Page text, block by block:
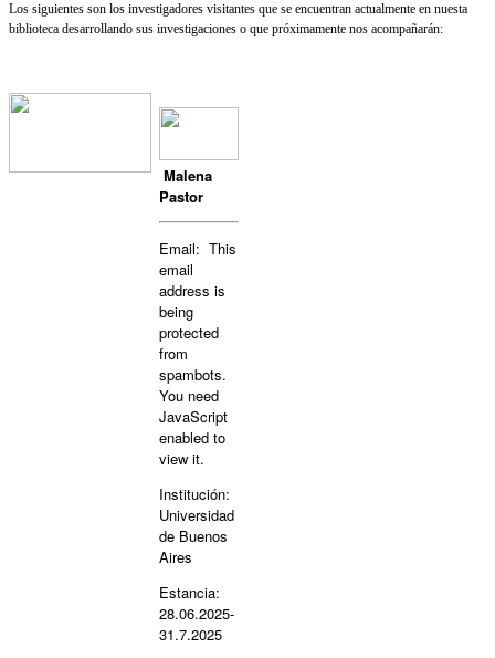
Los siguientes son los investigadores visitantes que se encuentran actualmente en nuesta
biblioteca desarrollando sus investigaciones o que próximamente nos acompañarán:
Malena
Pastor
Email: This
email
address is
being
protected
from
spambots.
You need
JavaScript
enabled to
view it.
Institución:
Universidad
de Buenos
Aires
Estancia:
28.06.2025-
31.7.2025